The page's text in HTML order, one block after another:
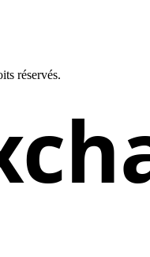
réservés.